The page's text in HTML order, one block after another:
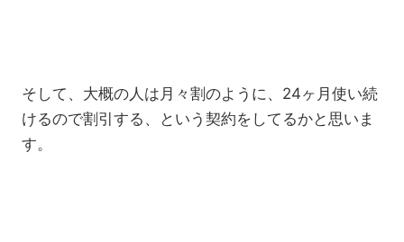
そして、大概の人は月々割のように、24ヶ月使い続
けるので割引する、という契約をしてるかと思いま
す。